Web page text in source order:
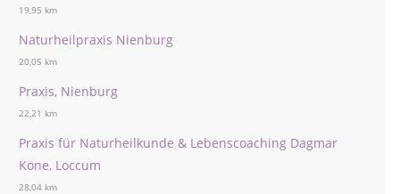
19,95 km
Naturheilpraxis Nienburg
20,05 km
Praxis, Nienburg
22,21 km
Praxis für Naturheilkunde & Lebenscoaching Dagmar
Kone, Loccum
28,04 km